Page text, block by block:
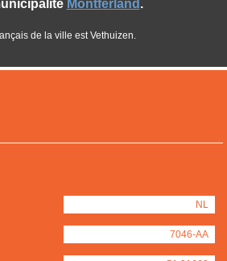
NL
7046-AA
Montferland .
de la ville est Vethuizen.